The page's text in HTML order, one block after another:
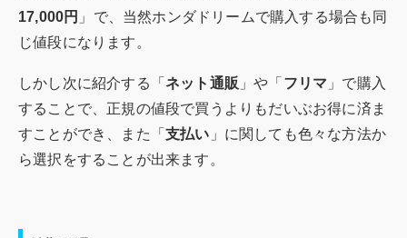
17,000円 」で、当然ホンダドリームで購入する場合も同
じ値段になります。
しかし次に紹介する「 ネット通販 」や「 フリマ 」で購入
することで、正規の値段で買うよりもだいぶお得に済ま
すことができ、また「 支払い 」に関しても色々な方法か
ら選択をすることが出来ます。